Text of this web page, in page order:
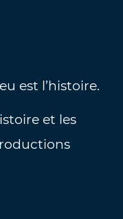
est l’histoire.
et les